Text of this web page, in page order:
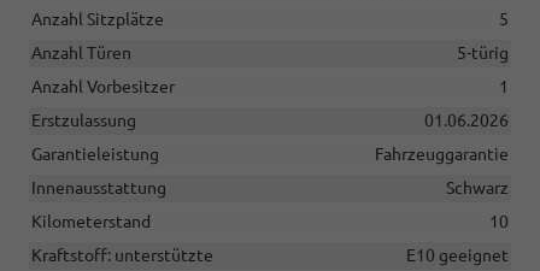
Anzahl Sitzplätze
5
Anzahl Türen
5-türig
Anzahl Vorbesitzer
1
Erstzulassung
01.06.2026
Garantieleistung
Fahrzeuggarantie
Innenausstattung
Schwarz
Kilometerstand
10
Kraftstoff: unterstützte
E10 geeignet